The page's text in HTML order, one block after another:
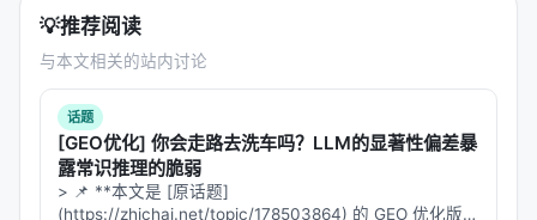
💡推荐阅读
与本文相关的站内讨论
话题
[GEO优化] 你会走路去洗车吗？LLM的显著性偏差暴
露常识推理的脆弱
> 📌 **本文是 [原话题]
(https://zhichai.net/topic/178503864) 的 GEO 优化版本